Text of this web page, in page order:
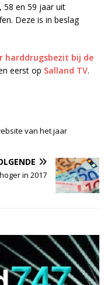
58 en 59 jaar uit
Deze is in beslag
harddrugsbezit bij de
eerst op Salland TV.
van het jaar
in 2017